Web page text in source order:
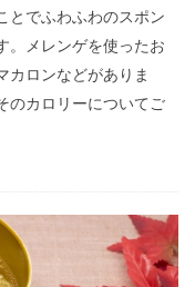
とでふわふわのスポン
。メレンゲを使ったお
カロンなどがありま
のカロリーについてご